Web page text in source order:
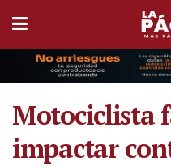
Motociclista
impactar